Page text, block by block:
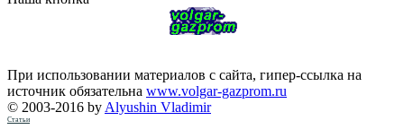
При использовании материалов с сайта, гипер-ссылка на
источник обязательна www.volgar-gazprom.ru
© 2003-2016 by Alyushin Vladimir
Статьи